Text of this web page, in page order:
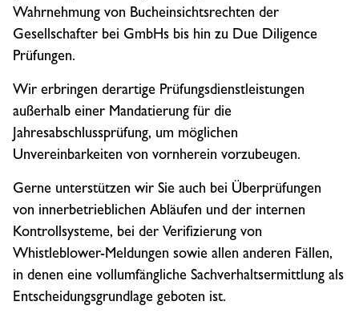
Wahrnehmung von Bucheinsichtsrechten der
Gesellschafter bei GmbHs bis hin zu Due Diligence
Prüfungen.
Wir erbringen derartige Prüfungsdienstleistungen
außerhalb einer Mandatierung für die
Jahresabschlussprüfung, um möglichen
Unvereinbarkeiten von vornherein vorzubeugen.
Gerne unterstützen wir Sie auch bei Überprüfungen
von innerbetrieblichen Abläufen und der internen
Kontrollsysteme, bei der Verifizierung von
Whistleblower-Meldungen sowie allen anderen Fällen,
in denen eine vollumfängliche Sachverhaltsermittlung als
Entscheidungsgrundlage geboten ist.